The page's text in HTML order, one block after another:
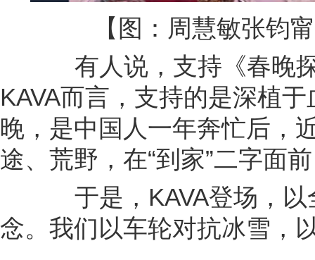
有人说，支持《春晚探
KAVA而言，支持的是深植
晚，是中国人一年奔忙后，
途、荒野，在“到家”二字面
于是，KAVA登场，以
念。我们以车轮对抗冰雪，